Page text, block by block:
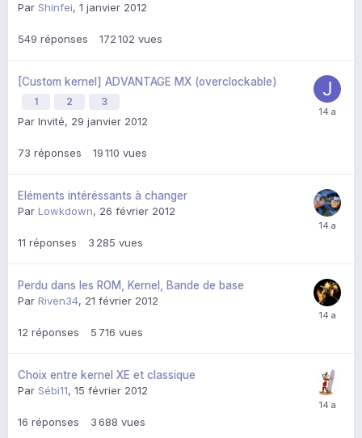
Par Shinfei, 1 janvier 2012
549 réponses 172 102 vues
[Custom kernel] ADVANTAGE MX (overclockable)
1 2 3
Par Invité, 29 janvier 2012
73 réponses 19 110 vues
Eléments intéréssants à changer
Par Lowkdown, 26 février 2012
11 réponses 3 285 vues
Perdu dans les ROM, Kernel, Bande de base
Par Riven34, 21 février 2012
12 réponses 5 716 vues
Choix entre kernel XE et classique
Par Sébi11, 15 février 2012
16 réponses 3 688 vues